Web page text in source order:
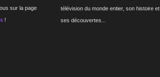
sur la page
!
télévision du monde entier, son histoire et
ses découvertes...